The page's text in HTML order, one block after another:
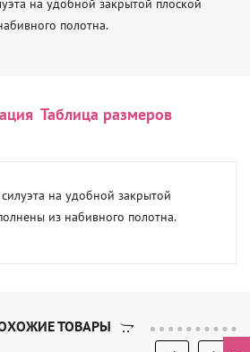
на удобной закрытой плоской
полотна.
Таблица размеров
на удобной закрытой
из набивного полотна.
ТОВАРЫ